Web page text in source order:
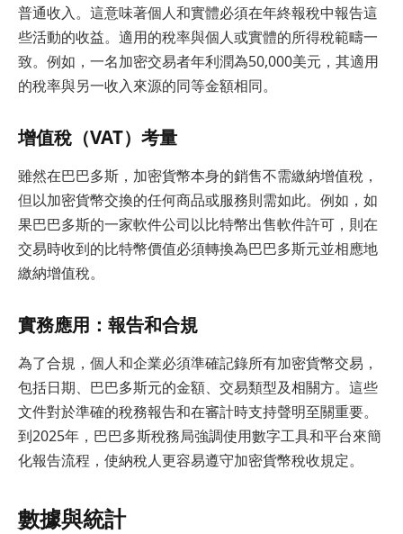
普通收入。這意味著個人和實體必須在年終報稅中報告這
些活動的收益。適用的稅率與個人或實體的所得稅範疇一
致。例如，一名加密交易者年利潤為50,000美元，其適用
的稅率與另一收入來源的同等金額相同。
增值稅（VAT）考量
雖然在巴巴多斯，加密貨幣本身的銷售不需繳納增值稅，
但以加密貨幣交換的任何商品或服務則需如此。例如，如
果巴巴多斯的一家軟件公司以比特幣出售軟件許可，則在
交易時收到的比特幣價值必須轉換為巴巴多斯元並相應地
繳納增值稅。
實務應用：報告和合規
為了合規，個人和企業必須準確記錄所有加密貨幣交易，
包括日期、巴巴多斯元的金額、交易類型及相關方。這些
文件對於準確的稅務報告和在審計時支持聲明至關重要。
到2025年，巴巴多斯稅務局強調使用數字工具和平台來簡
化報告流程，使納稅人更容易遵守加密貨幣稅收規定。
數據與統計